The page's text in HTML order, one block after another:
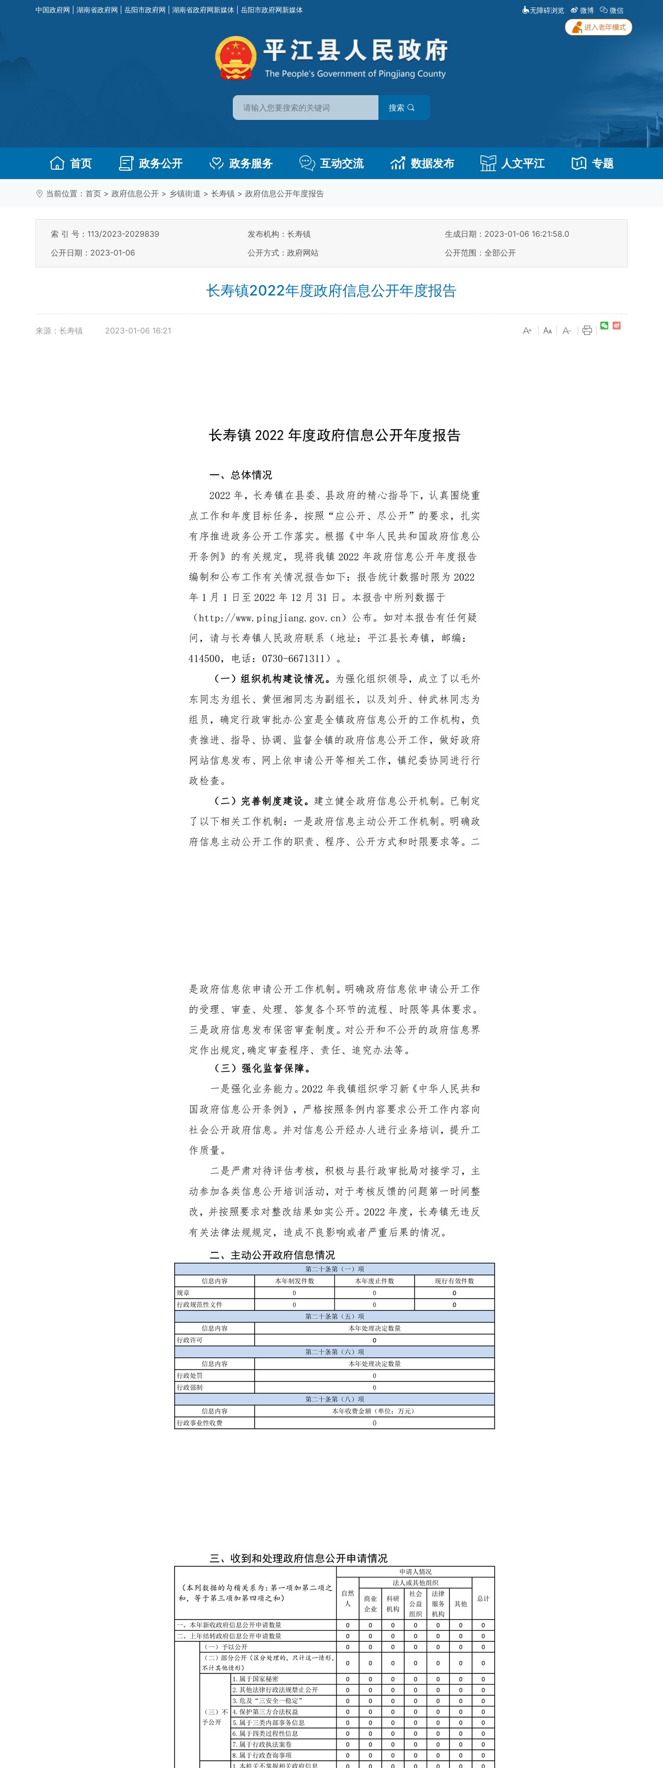
中国政府网 湖南省政府网 岳阳市政府网 湖南省政府网新媒体 岳阳市政府网新媒体 无障碍浏览 微博 微信
搜索
首页 政务公开 政务服务 互动交流 数据发布 人文平江 专题
当前位置： 首页 > 政府信息公开 > 乡镇街道 > 长寿镇 > 政府信息公开年度报告
索 引 号：113/2023-2029839 发布机构：长寿镇
生成日期：2023-01-06 16:21:58.0
公开日期：2023-01-06
公开方式：政府网站 公开范围：全部公开
长寿镇2022年度政府信息公开年度报告
来源：长寿镇 2023-01-06 16:21